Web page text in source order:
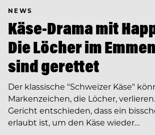
NEWS
Käse-Drama mit
Die Löcher im
sind gerettet
Der klassische "Schweizer Käse"
Markenzeichen, die Löcher,
Gericht entschieden, dass ein
erlaubt ist, um den Käse wieder…